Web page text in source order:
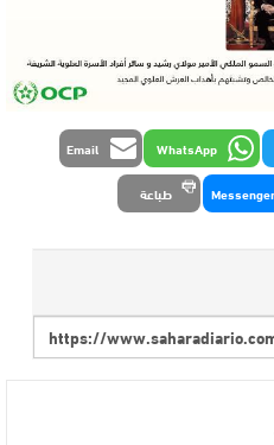
WhatsApp
Email
طباعة